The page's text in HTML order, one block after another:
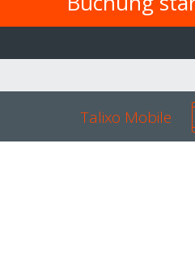
Talixo Mobile